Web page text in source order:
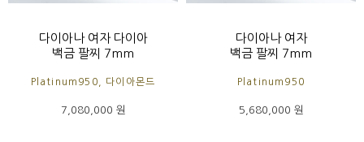
다이아나 여자 다이아
백금 팔찌 7mm
Platinum950, 다이아몬드
7,080,000 원
다이아나 여자
백금 팔찌 7mm
Platinum950
5,680,000 원